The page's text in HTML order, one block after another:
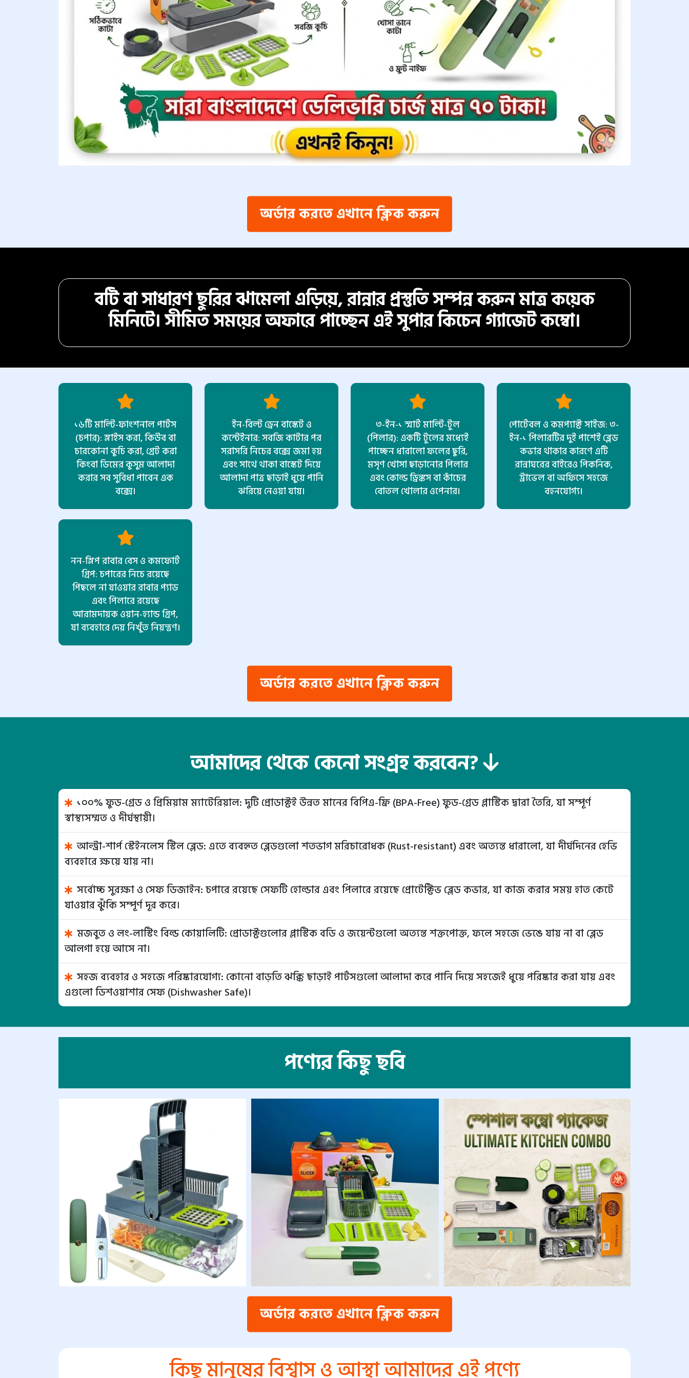
অর্ডার করতে এখানে ক্লিক করুন
বটি বা সাধারণ ছুরির ঝামেলা এড়িয়ে, রান্নার প্রস্তুতি সম্পন্ন করুন মাত্র কয়েক
মিনিটে। সীমিত সময়ের অফারে পাচ্ছেন এই সুপার কিচেন গ্যাজেট কম্বো।
১৬টি মাল্টি-ফাংশনাল পার্টস
(চপার): স্লাইস করা, কিউব বা
চারকোনা কুচি করা, গ্রেট করা
কিংবা ডিমের কুসুম আলাদা
করার সব সুবিধা পাবেন এক
বক্সে।
ইন-বিল্ট ড্রেন বাস্কেট ও
কন্টেইনার: সবজি কাটার পর
সরাসরি নিচের বক্সে জমা হয়
এবং সাথে থাকা বাস্কেট দিয়ে
আলাদা পাত্র ছাড়াই ধুয়ে পানি
ঝরিয়ে নেওয়া যায়।
৩-ইন-১ স্মার্ট মাল্টি-টুল
(পিলার): একটি টুলের মধ্যেই
পাচ্ছেন ধারালো ফলের ছুরি,
মসৃণ খোসা ছাড়ানোর পিলার
এবং কোল্ড ড্রিঙ্কস বা কাঁচের
বোতল খোলার ওপেনার।
পোর্টেবল ও কমপ্যাক্ট সাইজ: ৩-
ইন-১ পিলারটির দুই পাশেই ব্লেড
কভার থাকার কারণে এটি
রান্নাঘরের বাইরেও পিকনিক,
ট্রাভেল বা অফিসে সহজে
বহনযোগ্য।
নন-স্লিপ রাবার বেস ও কমফোর্ট
গ্রিপ: চপারের নিচে রয়েছে
পিছলে না যাওয়ার রাবার প্যাড
এবং পিলারে রয়েছে
আরামদায়ক ওয়ান-হ্যান্ড গ্রিপ,
যা ব্যবহারে দেয় নিখুঁত নিয়ন্ত্রণ।
অর্ডার করতে এখানে ক্লিক করুন
আমাদের থেকে কেনো সংগ্রহ করবেন?
১০০% ফুড-গ্রেড ও প্রিমিয়াম ম্যাটেরিয়াল: দুটি প্রোডাক্টই উন্নত মানের বিপিএ-ফ্রি (BPA-Free) ফুড-গ্রেড প্লাস্টিক দ্বারা তৈরি, যা সম্পূর্ণ
স্বাস্থ্যসম্মত ও দীর্ঘস্থায়ী।
আল্ট্রা-শার্প স্টেইনলেস স্টিল ব্লেড: এতে ব্যবহৃত ব্লেডগুলো শতভাগ মরিচারোধক (Rust-resistant) এবং অত্যন্ত ধারালো, যা দীর্ঘদিনের হেভি
ব্যবহারে ক্ষয়ে যায় না।
সর্বোচ্চ সুরক্ষা ও সেফ ডিজাইন: চপারে রয়েছে সেফটি হোল্ডার এবং পিলারে রয়েছে প্রোটেক্টিভ ব্লেড কভার, যা কাজ করার সময় হাত কেটে
যাওয়ার ঝুঁকি সম্পূর্ণ দূর করে।
মজবুত ও লং-লাস্টিং বিল্ড কোয়ালিটি: প্রোডাক্টগুলোর প্লাস্টিক বডি ও জয়েন্টগুলো অত্যন্ত শক্তপোক্ত, ফলে সহজে ভেঙে যায় না বা ব্লেড
আলগা হয়ে আসে না।
সহজ ব্যবহার ও সহজে পরিষ্কারযোগ্য: কোনো বাড়তি ঝক্কি ছাড়াই পার্টসগুলো আলাদা করে পানি দিয়ে সহজেই ধুয়ে পরিষ্কার করা যায় এবং
এগুলো ডিশওয়াশার সেফ (Dishwasher Safe)।
পণ্যের কিছু ছবি
অর্ডার করতে এখানে ক্লিক করুন
কিছু মানুষের বিশ্বাস ও আস্থা আমাদের এই পণ্যে